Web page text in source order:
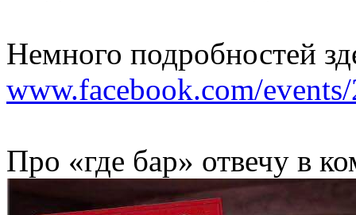
Немного подробностей
www.facebook.com/
Про «где бар» отвечу в